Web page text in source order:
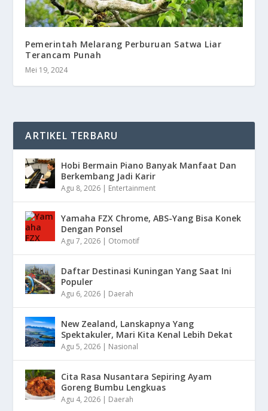
Pemerintah Melarang Perburuan Satwa Liar
Terancam Punah
Mei 19, 2024
ARTIKEL TERBARU
Hobi Bermain Piano Banyak Manfaat Dan
Berkembang Jadi Karir
Agu 8, 2026 Entertainment
Yamaha FZX Chrome, ABS-Yang Bisa Konek
Dengan Ponsel
Agu 7, 2026 Otomotif
Daftar Destinasi Kuningan Yang Saat Ini
Populer
Agu 6, 2026 Daerah
New Zealand, Lanskapnya Yang
Spektakuler, Mari Kita Kenal Lebih Dekat
Agu 5, 2026 Nasional
Cita Rasa Nusantara Sepiring Ayam
Goreng Bumbu Lengkuas
Agu 4, 2026 Daerah